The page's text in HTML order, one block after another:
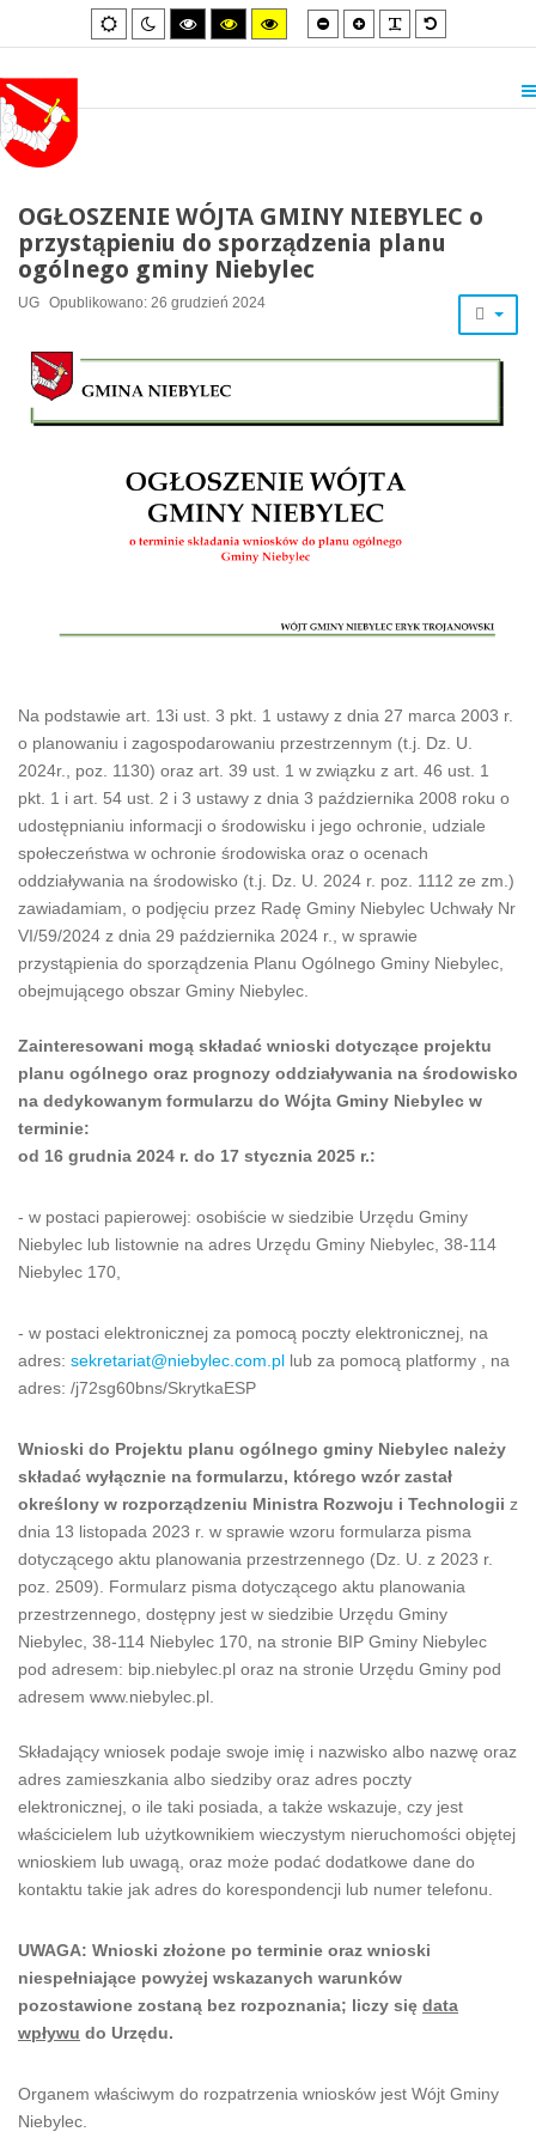
Default
mode
Night
mode
High
contrast
High
contrast
High
contrast
Smaller
font
Larger
font
Default
font
OGŁOSZENIE WÓJTA GMINY NIEBYLEC o
przystąpieniu do sporządzenia planu
ogólnego gminy Niebylec
UG Opublikowano: 26 grudzień 2024
Na podstawie art. 13i ust. 3 pkt. 1 ustawy z dnia 27 marca 2003 r.
o planowaniu i zagospodarowaniu przestrzennym (t.j. Dz. U.
2024r., poz. 1130) oraz art. 39 ust. 1 w związku z art. 46 ust. 1
pkt. 1 i art. 54 ust. 2 i 3 ustawy z dnia 3 października 2008 roku o
udostępnianiu informacji o środowisku i jego ochronie, udziale
społeczeństwa w ochronie środowiska oraz o ocenach
oddziaływania na środowisko (t.j. Dz. U. 2024 r. poz. 1112 ze zm.)
zawiadamiam, o podjęciu przez Radę Gminy Niebylec Uchwały Nr
VI/59/2024 z dnia 29 października 2024 r., w sprawie
przystąpienia do sporządzenia Planu Ogólnego Gminy Niebylec,
obejmującego obszar Gminy Niebylec.
Zainteresowani mogą składać wnioski dotyczące projektu
planu ogólnego oraz prognozy oddziaływania na środowisko
na dedykowanym formularzu do Wójta Gminy Niebylec w
terminie:
od 16 grudnia 2024 r. do 17 stycznia 2025 r.:
- w postaci papierowej: osobiście w siedzibie Urzędu Gminy
Niebylec lub listownie na adres Urzędu Gminy Niebylec, 38-114
Niebylec 170,
- w postaci elektronicznej za pomocą poczty elektronicznej, na
adres: sekretariat@niebylec.com.pl lub za pomocą platformy , na
adres: /j72sg60bns/SkrytkaESP
Wnioski do Projektu planu ogólnego gminy Niebylec należy
składać wyłącznie na formularzu, którego wzór zastał
określony w rozporządzeniu Ministra Rozwoju i Technologii z
dnia 13 listopada 2023 r. w sprawie wzoru formularza pisma
dotyczącego aktu planowania przestrzennego (Dz. U. z 2023 r.
poz. 2509). Formularz pisma dotyczącego aktu planowania
przestrzennego, dostępny jest w siedzibie Urzędu Gminy
Niebylec, 38-114 Niebylec 170, na stronie BIP Gminy Niebylec
pod adresem: bip.niebylec.pl oraz na stronie Urzędu Gminy pod
adresem www.niebylec.pl.
Składający wniosek podaje swoje imię i nazwisko albo nazwę oraz
adres zamieszkania albo siedziby oraz adres poczty
elektronicznej, o ile taki posiada, a także wskazuje, czy jest
właścicielem lub użytkownikiem wieczystym nieruchomości objętej
wnioskiem lub uwagą, oraz może podać dodatkowe dane do
kontaktu takie jak adres do korespondencji lub numer telefonu.
UWAGA: Wnioski złożone po terminie oraz wnioski
niespełniające powyżej wskazanych warunków
pozostawione zostaną bez rozpoznania; liczy się data
wpływu do Urzędu.
Organem właściwym do rozpatrzenia wniosków jest Wójt Gminy
Niebylec.